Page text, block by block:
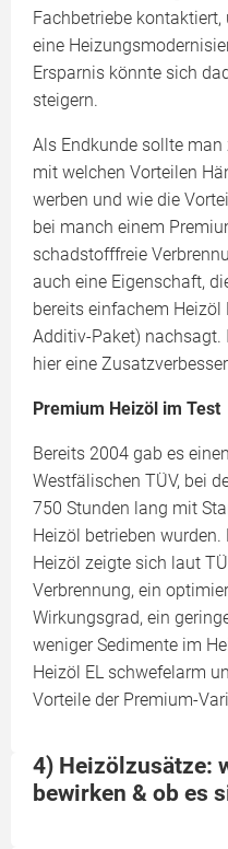
Fachbetriebe
eine
Ersparnis könnte sich
steigern.
Als Endkunde sollte
mit welchen Vorteilen
werben und wie die
bei manch einem
schadstofffreie
auch eine Eigenschaft,
bereits einfachem Heizöl
Additiv-Paket)
hier eine
Premium Heizöl im Test
Bereits 2004 gab es
Westfälischen TÜV, bei
750 Stunden lang mit
Heizöl betrieben
Heizöl zeigte sich laut
Verbrennung, ein
Wirkungsgrad, ein
weniger Sedimente im
Heizöl EL schwefelarm
Vorteile der Premium-
4) Heizölzusätze:
bewirken & ob es